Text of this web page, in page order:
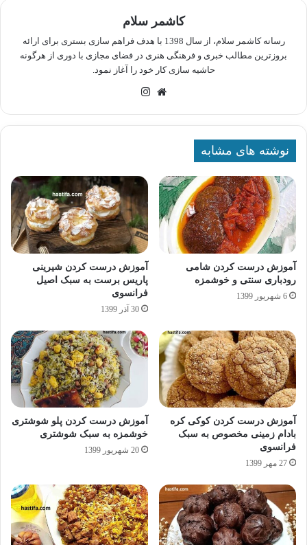
کاشمر سلام
رسانه کاشمر سلام، از سال 1398 با هدف فراهم سازی بستری برای ارائه
بروزترین مطالب خبری و فرهنگی هنری در فضای مجازی با دوری از هرگونه
حاشیه سازی کار خود را آغاز نمود.
وبسایت
نوشته های مشابه
آموزش درست کردن شامی
رودباری سنتی و خوشمزه
6 شهریور 1399
آموزش درست کردن شیرینی
پاریس برست به سبک اصیل
فرانسوی
30 آذر 1399
آموزش درست کردن کوکی کره
بادام زمینی مخصوص به سبک
فرانسوی
27 مهر 1399
آموزش درست کردن پلو شوشتری
خوشمزه به سبک شوشتری
20 شهریور 1399